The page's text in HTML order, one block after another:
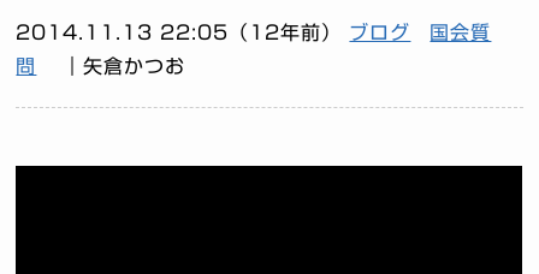
2014.11.13 22:05（12年前） ブログ
国会質
問
｜矢倉かつお